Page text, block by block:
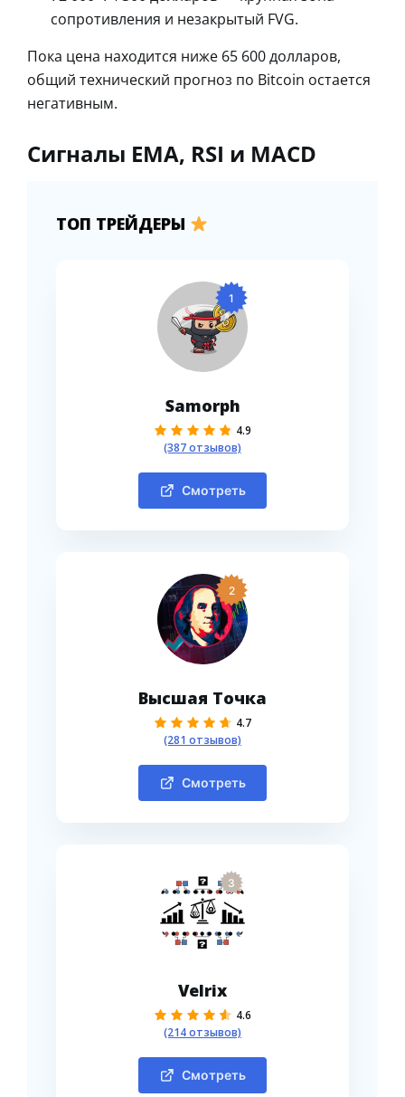
сопротивления и незакрытый FVG.
Пока цена находится ниже 65 600 долларов,
общий технический прогноз по Bitcoin остается
негативным.
Сигналы EMA, RSI и MACD
ТОП ТРЕЙДЕРЫ
1
Samorph
4.9
(387 отзывов)
Смотреть
2
Высшая Точка
4.7
(281 отзывов)
Смотреть
3
Velrix
4.6
(214 отзывов)
Смотреть